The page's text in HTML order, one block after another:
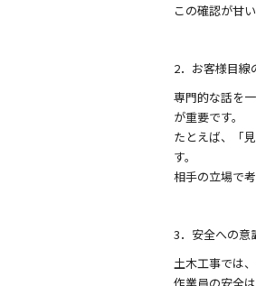
この確認が甘
2．お客様目線
専門的な話を
が重要です。
たとえば、「
す。
相手の立場で
3．安全への意
土木工事では